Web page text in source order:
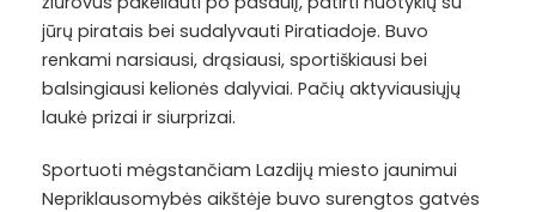
jūrų piratais bei sudalyvauti Piratiadoje. Buvo
renkami narsiausi, drąsiausi, sportiškiausi bei
balsingiausi kelionės dalyviai. Pačių aktyviausiųjų
laukė prizai ir siurprizai.
Sportuoti mėgstančiam Lazdijų miesto jaunimui
Nepriklausomybės aikštėje buvo surengtos gatvės